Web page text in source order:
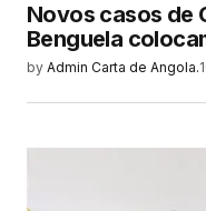
Novos casos de
Benguela
by Admin Carta de Angola.